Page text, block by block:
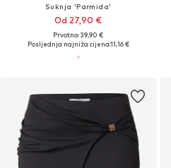
Suknja 'Parmida'
Od 27,90 €
Prvotno: 39,90 €
Posljednja najniža cijena:11,16 €